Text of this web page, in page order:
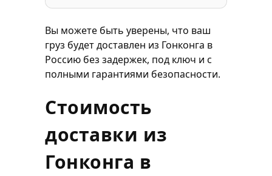
Вы можете быть уверены, что ваш
груз будет доставлен из Гонконга в
Россию без задержек, под ключ и с
полными гарантиями безопасности.
Стоимость
доставки из
Гонконга в